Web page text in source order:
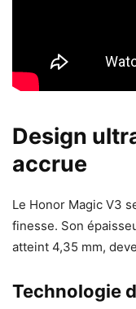
Design
accrue
Le Honor Magic V3
finesse. Son
atteint 4,35 mm,
Technologie